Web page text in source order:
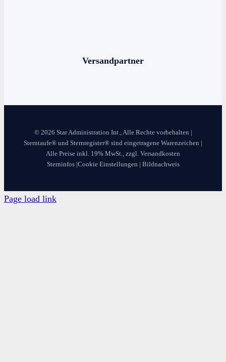
Versandpartner
© 2026 Star Administration Int., Alle Rechte vorbehalten |
Sterntaufe® und Sternregister® sind eingetragene Warenzeichen |
Alle Preise inkl. 19% MwSt., zzgl. Versandkosten
Sterninfos|Cookie Einstellungen | Bildnachweis
Page load link